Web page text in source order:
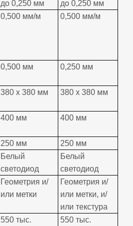
до 0,250 мм
до 0,250 мм
0,500 мм/м 0,500 мм/м
0,500 мм 0,250 мм
380 х 380 мм 380 х 380 мм
400 мм 400 мм
250 мм 250 мм
Белый
светодиод
Белый
светодиод
Геометрия и/
или метки
Геометрия и/
или метки, и/
или текстура
550 тыс.
550 тыс.